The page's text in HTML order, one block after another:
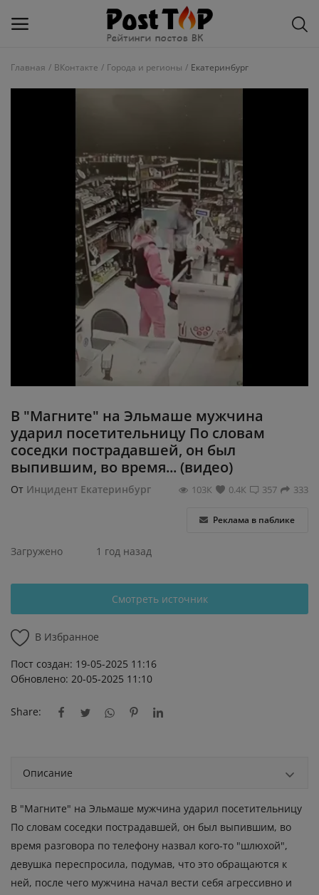
Статьи, обзоры
Главная ВКонтакте Города и регионы Екатеринбург
В "Магните" на Эльмаше мужчина
ударил посетительницу По словам
соседки пострадавшей, он был
выпившим, во время... (видео)
От Инцидент Екатеринбург 333
357
0.4К
103К
Реклама в паблике
Загружено 1 год назад
Смотреть источник
В Избранное
Пост создан: 19-05-2025 11:16
Обновлено: 20-05-2025 11:10
Share:
Описание
В "Магните" на Эльмаше мужчина ударил посетительницу
По словам соседки пострадавшей, он был выпившим, во
время разговора по телефону назвал кого-то "шлюхой",
девушка переспросила, подумав, что это обращаются к
ней, после чего мужчина начал вести себя агрессивно и